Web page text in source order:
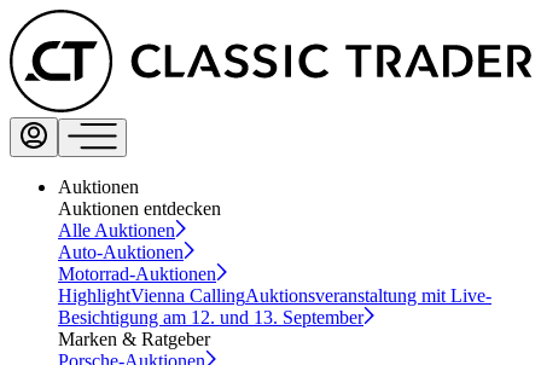
Auktionen
Auktionen entdecken
Alle Auktionen
Auto-Auktionen
Motorrad-Auktionen
HighlightVienna CallingAuktionsveranstaltung mit Live-
Besichtigung am 12. und 13. September
Marken & Ratgeber
Porsche-Auktionen